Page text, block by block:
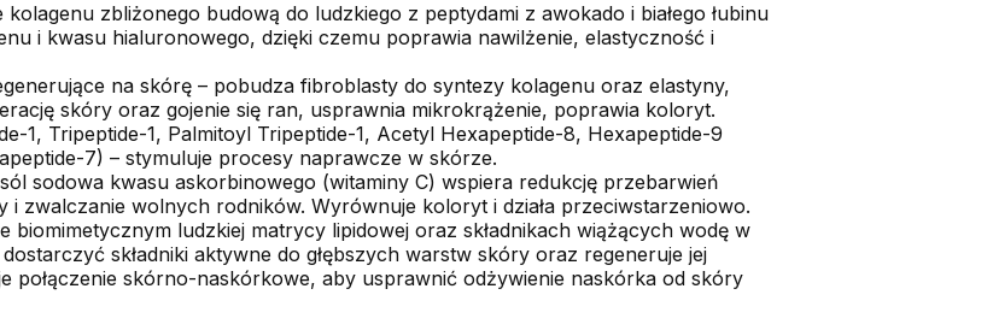
kolagenu zbliżonego budową do ludzkiego z peptydami z awokado i białego łubinu
i kwasu hialuronowego, dzięki czemu poprawia nawilżenie, elastyczność i
na skórę – pobudza fibroblasty do syntezy kolagenu oraz elastyny,
skóry oraz gojenie się ran, usprawnia mikrokrążenie, poprawia koloryt.
1, Tripeptide-1, Palmitoyl Tripeptide-1, Acetyl Hexapeptide-8, Hexapeptide-9
7) – stymuluje procesy naprawcze w skórze.
sodowa kwasu askorbinowego (witaminy C) wspiera redukcję przebarwień
i zwalczanie wolnych rodników. Wyrównuje koloryt i działa przeciwstarzeniowo.
biomimetycznym ludzkiej matrycy lipidowej oraz składnikach wiążących wodę w
składniki aktywne do głębszych warstw skóry oraz regeneruje jej
połączenie skórno-naskórkowe, aby usprawnić odżywienie naskórka od skóry